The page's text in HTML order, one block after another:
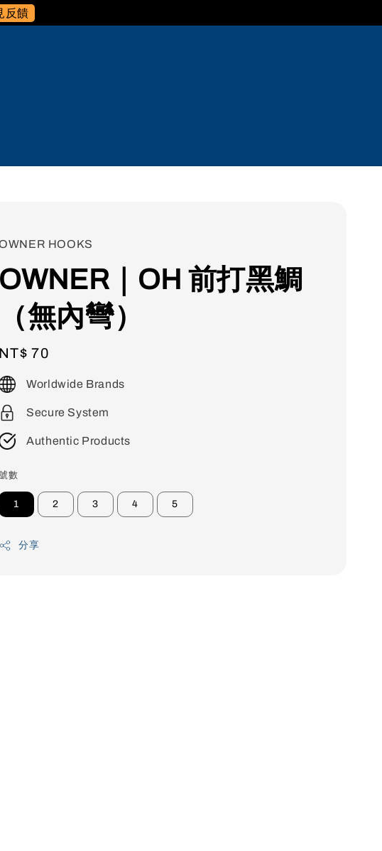
反饋
HOOKS
OWNER｜OH 前打黑鯛
（無內彎）
Regular
price
NT$ 70
Worldwide Brands
Secure System
Authentic Products
數
1 2 3 4 5
分享